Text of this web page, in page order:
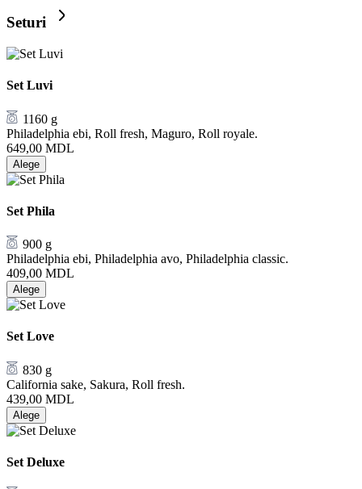
Seturi
Set Luvi
1160 g
Philadelphia ebi, Roll fresh, Maguro, Roll royale.
649,00 MDL
Alege
Set Phila
900 g
Philadelphia ebi, Philadelphia avo, Philadelphia classic.
409,00 MDL
Alege
Set Love
830 g
California sake, Sakura, Roll fresh.
439,00 MDL
Alege
Set Deluxe